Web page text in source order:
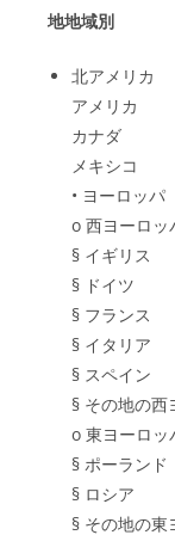
地地域別
北アメリカ
アメリカ
カナダ
メキシコ
• ヨーロッパ
o 西ヨーロッ
§ イギリス
§ ドイツ
§ フランス
§ イタリア
§ スペイン
§ その地の西
o 東ヨーロッ
§ ポーランド
§ ロシア
§ その地の東